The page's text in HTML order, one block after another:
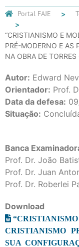
Portal FAJE
“CRISTIANISMO E
PRÉ-MODERNO E AS
NA OBRA DE TORRES
Autor: Edward
Orientador: Prof.
Data da defesa:
Situação:
Banca
Prof. Dr. João
Prof. Dr. Juan
Prof. Dr. Roberlei
Download
CRISTIANISMO
SUA